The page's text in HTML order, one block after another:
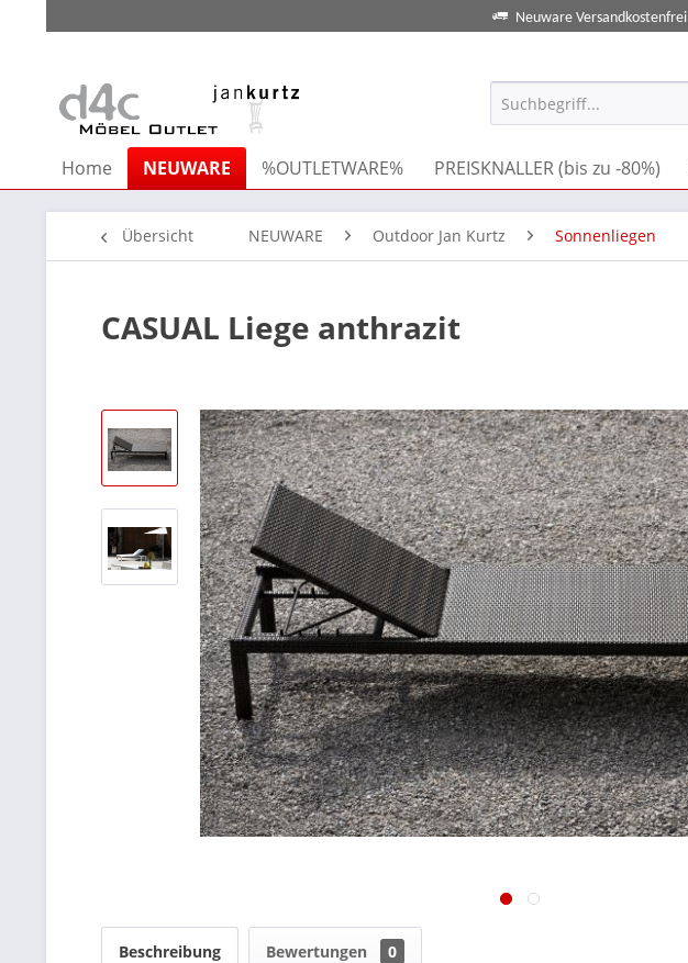
Neuware Versandkostenfrei
Home NEUWARE %OUTLETWARE% PREISKNALLER (bis zu -80%)
Übersicht NEUWARE Outdoor Jan Kurtz Sonnenliegen
CASUAL Liege anthrazit
Beschreibung Bewertungen 0